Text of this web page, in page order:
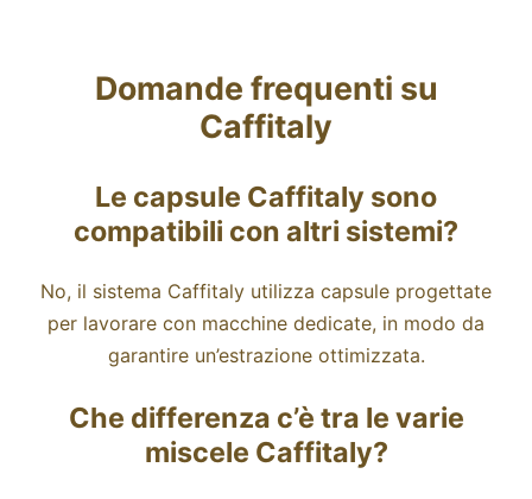
Domande frequenti su
Caffitaly
Le capsule Caffitaly sono
compatibili con altri sistemi?
No, il sistema Caffitaly utilizza capsule progettate
per lavorare con macchine dedicate, in modo da
garantire un’estrazione ottimizzata.
Che differenza c’è tra le varie
miscele Caffitaly?